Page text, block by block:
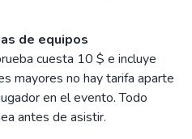
de equipos
cuesta 10 $ e incluye
mayores no hay tarifa aparte
en el evento. Todo
antes de asistir.